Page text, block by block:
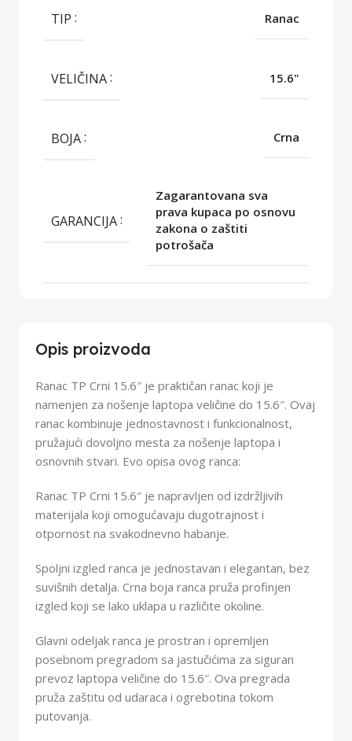
Opis proizvoda
Ranac TP Crni 15.6″ je praktičan ranac koji je
namenjen za nošenje laptopa veličine do 15.6″. Ovaj
ranac kombinuje jednostavnost i funkcionalnost,
pružajući dovoljno mesta za nošenje laptopa i
osnovnih stvari. Evo opisa ovog ranca:
Ranac TP Crni 15.6″ je napravljen od izdržljivih
materijala koji omogućavaju dugotrajnost i
otpornost na svakodnevno habanje.
Spoljni izgled ranca je jednostavan i elegantan, bez
suvišnih detalja. Crna boja ranca pruža profinjen
izgled koji se lako uklapa u različite okoline.
Glavni odeljak ranca je prostran i opremljen
posebnom pregradom sa jastučićima za siguran
prevoz laptopa veličine do 15.6″. Ova pregrada
pruža zaštitu od udaraca i ogrebotina tokom
putovanja.
TIP Ranac
VELIČINA 15.6"
BOJA Crna
GARANCIJA
Zagarantovana sva
prava kupaca po osnovu
zakona o zaštiti
potrošača